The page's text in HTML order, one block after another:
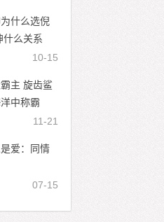
什么选倪
什么关系
10-15
主 旋齿鲨
中称霸
11-21
爱：同情
07-15